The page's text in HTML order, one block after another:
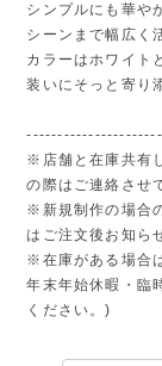
シンプルにも華や
シーンまで幅広く
カラーはホワイト
装いにそっと寄り
※店舗と在庫共有
の際はご連絡させ
※新規制作の場合
はご注文後お知ら
※在庫がある場合
年末年始休暇・臨
ください。)